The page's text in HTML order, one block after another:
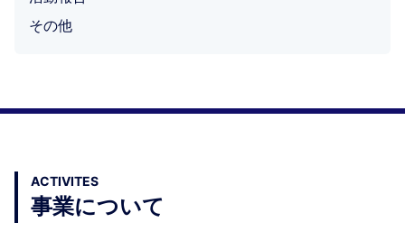
その他
ACTIVITES
事業について